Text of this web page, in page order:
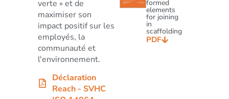
verte » et de
maximiser son
impact positif sur les
employés, la
communauté et
l'environnement.
Déclaration
Reach - SVHC
formed
elements
for joining
in
scaffolding
PDF